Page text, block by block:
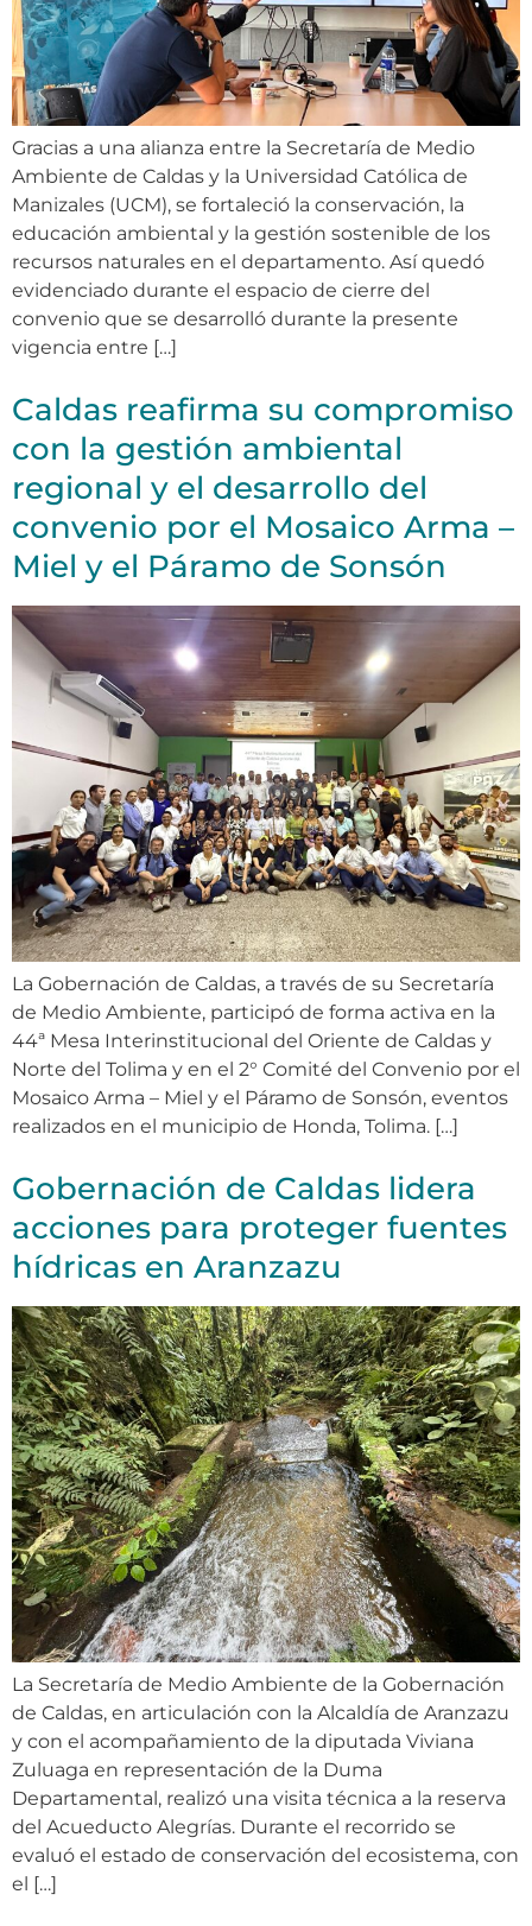
Gracias a una alianza entre la Secretaría de Medio
Ambiente de Caldas y la Universidad Católica de
Manizales (UCM), se fortaleció la conservación, la
educación ambiental y la gestión sostenible de los
recursos naturales en el departamento. Así quedó
evidenciado durante el espacio de cierre del
convenio que se desarrolló durante la presente
vigencia entre […]
Caldas reafirma su compromiso
con la gestión ambiental
regional y el desarrollo del
convenio por el Mosaico Arma –
Miel y el Páramo de Sonsón
La Gobernación de Caldas, a través de su Secretaría
de Medio Ambiente, participó de forma activa en la
44ª Mesa Interinstitucional del Oriente de Caldas y
Norte del Tolima y en el 2° Comité del Convenio por el
Mosaico Arma – Miel y el Páramo de Sonsón, eventos
realizados en el municipio de Honda, Tolima. […]
Gobernación de Caldas lidera
acciones para proteger fuentes
hídricas en Aranzazu
La Secretaría de Medio Ambiente de la Gobernación
de Caldas, en articulación con la Alcaldía de Aranzazu
y con el acompañamiento de la diputada Viviana
Zuluaga en representación de la Duma
Departamental, realizó una visita técnica a la reserva
del Acueducto Alegrías. Durante el recorrido se
evaluó el estado de conservación del ecosistema, con
el […]